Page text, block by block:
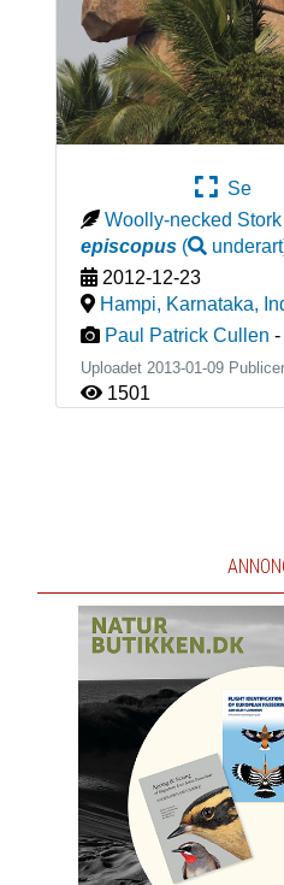
Se
Woolly-necked Stork
episcopus( underart
2012-12-23
Hampi, Karnataka,
Paul Patrick Cullen -
Uploadet 2013-01-09
1501